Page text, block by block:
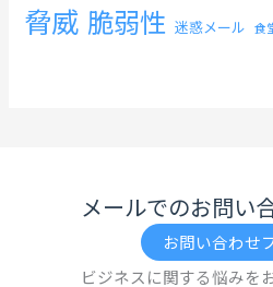
脅威 脆弱性 迷惑メール 食
メールでのお問い
お問い合わせ
ビジネスに関する悩みを